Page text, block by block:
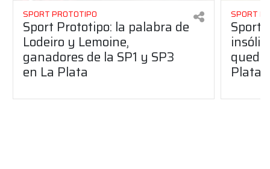
SPORT PROTOTIPO
Sport Prototipo: la palabra de
Lodeiro y Lemoine,
ganadores de la SP1 y SP3
en La Plata
SPORT
Sport
Plata